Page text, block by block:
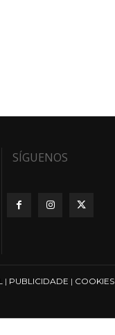
SÍGUENOS
| PUBLICIDADE | COOKIES